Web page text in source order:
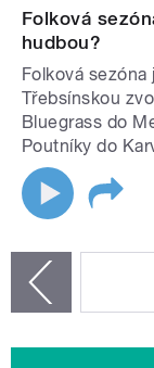
Folková
hudbou?
Folková
Třebsínskou
Bluegrass do
Poutníky do